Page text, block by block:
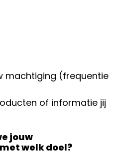
machtiging (frequentie
of informatie jij
jouw
welk doel?